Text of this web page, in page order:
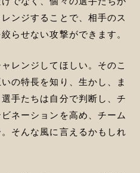
ンジすることで、相手のス
らせない攻撃ができます。
レンジしてほしい。そのこ
の特長を知り、生かし、ま
手たちは自分で判断し、チ
ネーションを高め、チーム
そんな風に言えるかもしれ